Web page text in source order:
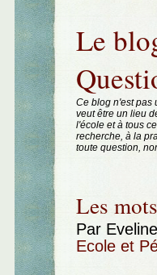
Le
Ce blog n'est pas
veut être un lieu
l'école et à tous
recherche, à la
toute question,
Les
Par
Ecole et